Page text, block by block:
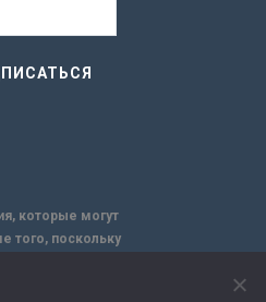
которые могут
того, поскольку